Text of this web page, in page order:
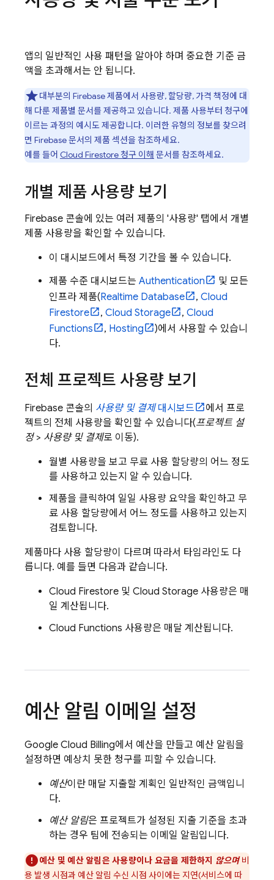
앱의 일반적인 사용 패턴을 알아야 하며 중요한 기준 금
액을 초과해서는 안 됩니다.
대부분의 Firebase 제품에서 사용량, 할당량, 가격 책정에 대
해 다룬 제품별 문서를 제공하고 있습니다. 제품 사용부터 청구에
이르는 과정의 예시도 제공합니다. 이러한 유형의 정보를 찾으려
면 Firebase 문서의 제품 섹션을 참조하세요.
예를 들어 Cloud Firestore 청구 이해 문서를 참조하세요.
개별 제품 사용량 보기
Firebase 콘솔에 있는 여러 제품의 '사용량' 탭에서 개별
제품 사용량을 확인할 수 있습니다.
이 대시보드에서 특정 기간을 볼 수 있습니다.
제품 수준 대시보드는 Authentication
및 모든
인프라 제품(Realtime Database , Cloud
Firestore
, Cloud Storage , Cloud
Functions
, Hosting
)에서 사용할 수 있습니
다.
전체 프로젝트 사용량 보기
Firebase 콘솔의 사용량 및 결제대시보드
에서 프로
젝트의 전체 사용량을 확인할 수 있습니다(프로젝트 설
정> 사용량 및 결제로 이동).
월별 사용량을 보고 무료 사용 할당량의 어느 정도
를 사용하고 있는지 알 수 있습니다.
제품을 클릭하여 일일 사용량 요약을 확인하고 무
료 사용 할당량에서 어느 정도를 사용하고 있는지
검토합니다.
제품마다 사용 할당량이 다르며 따라서 타임라인도 다
릅니다. 예를 들면 다음과 같습니다.
Cloud Firestore 및 Cloud Storage 사용량은 매
일 계산됩니다.
Cloud Functions 사용량은 매달 계산됩니다.
예산 알림 이메일 설정
Google Cloud Billing에서 예산을 만들고 예산 알림을
설정하면 예상치 못한 청구를 피할 수 있습니다.
예산이란 매달 지출할 계획인 일반적인 금액입니
다.
예산 알림은 프로젝트가 설정된 지출 기준을 초과
하는 경우 팀에 전송되는 이메일 알림입니다.
예산 및 예산 알림은 사용량이나 요금을 제한하지 않으며비
용 발생 시점과 예산 알림 수신 시점 사이에는 지연(서비스에 따